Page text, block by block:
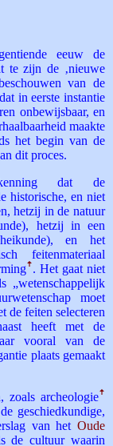
eeuw de
te zijn de ‚nieuwe
van de
in eerste instantie
onbewijsbaar, en
maakte
het begin van de
dit proces.
dat de
historische, en niet
hetzij in de natuur
hetzij in een
en het
feitenmateriaal
ꜛ . Het gaat niet
„wetenschappelijk
moet
de feiten selecteren
heeft met de
vooral van de
plaats gemaakt
zoals archeologieꜛ
geschiedkundige,
van het Oude
de cultuur waarin